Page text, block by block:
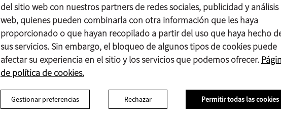
INNOVA F
VÁLVULA DE SIMPLE ASIENTO
DE FONDO DE TANQUE
La válvula INNOVA F es una
válvula de simple asiento
con función de cierre
diseñada específicamente
INNOVA D
VÁLVULA MIXPROOF DE
DOBLE JUNTA
La válvula INNOVA D es
simple asiento con doble
junta de cierre que,
del sitio web con nuestros partners de redes sociales, publicidad y análisis
web, quienes pueden combinarla con otra información que les haya
proporcionado o que hayan recopilado a partir del uso que haya hecho
sus servicios. Sin embargo, el bloqueo de algunos tipos de cookies puede
afectar su experiencia en el sitio y los servicios que podemos ofrecer.
de política de cookies.
Gestionar preferencias Rechazar Permitir todas las cookies